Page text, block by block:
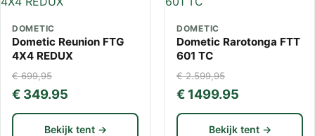
DOMETIC
Dometic Reunion FTG
4X4 REDUX
€ 699,95
€ 349.95
Bekijk tent →
DOMETIC
Dometic Rarotonga FTT
601 TC
€ 2.599,95
€ 1499.95
Bekijk tent →